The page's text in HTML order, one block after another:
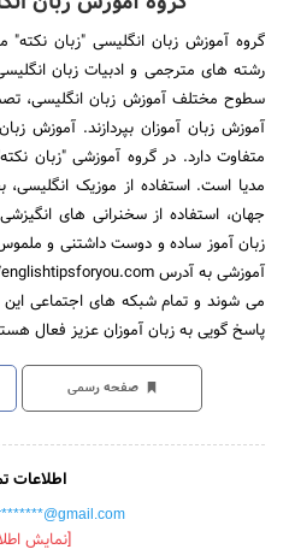
گروه آموزش زبان انگلیسی "زبان
رشته های مترجمی و ادبیات زبان
سطوح مختلف آموزش زبان انگلیسی،
آموزش زبان آموزان بپردازند. آموزش
متفاوت دارد. در گروه آموزشی "زبان
مدیا است. استفاده از موزیک
جهان، استفاده از سخنرانی های
زبان آموز ساده و دوست داشتنی و
می شوند و تمام شبکه های اجتماعی این
پاسخ گویی به زبان آموزان عزیز فعال
صفحه رسمی
اطلاعات
[نمایش